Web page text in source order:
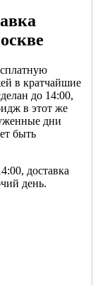
в кратчайшие
до 14:00,
в этот же
дни
быть
доставка
день.